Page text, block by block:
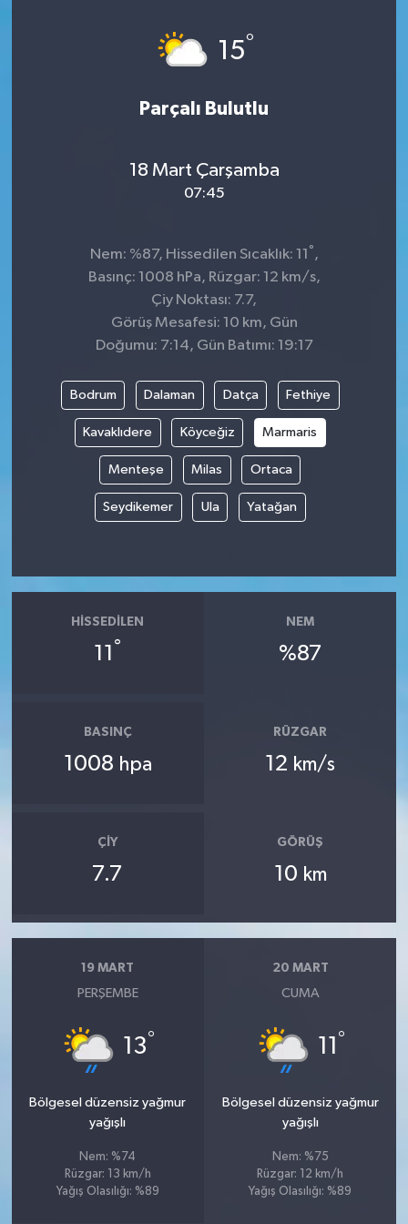
15°
Parçalı Bulutlu
18 Mart Çarşamba
07:45
Nem: %87, Hissedilen Sıcaklık: 11 ° ,
Basınç: 1008 hPa, Rüzgar: 12 km/s,
Çiy Noktası: 7.7,
Görüş Mesafesi: 10 km, Gün
Doğumu: 7:14, Gün Batımı: 19:17
Bodrum Dalaman Datça Fethiye
Kavaklıdere Köyceğiz Marmaris
Menteşe Milas Ortaca
Seydikemer Ula Yatağan
HISSEDILEN
11 °
NEM
%87
BASINÇ
1008 hpa
RÜZGAR
12 km/s
ÇIY
7.7
GÖRÜŞ
10 km
19 MART
PERŞEMBE
13°
Bölgesel düzensiz yağmur
yağışlı
Nem: %74
Rüzgar: 13 km/h
Yağış Olasılığı: %89
20 MART
CUMA
11 °
Bölgesel düzensiz yağmur
yağışlı
Nem: %75
Rüzgar: 12 km/h
Yağış Olasılığı: %89